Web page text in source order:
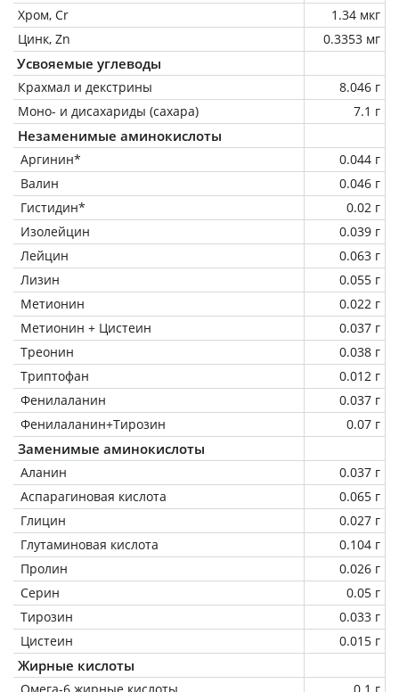
Хром, Cr
1.34 мкг
Цинк, Zn
0.3353 мг
Усвояемые углеводы
Крахмал и декстрины
8.046 г
Моно- и дисахариды (сахара)
7.1 г
Незаменимые аминокислоты
Аргинин*
0.044 г
Валин
0.046 г
Гистидин*
0.02 г
Изолейцин
0.039 г
Лейцин
0.063 г
Лизин
0.055 г
Метионин
0.022 г
Метионин + Цистеин
0.037 г
Треонин
0.038 г
Триптофан
0.012 г
Фенилаланин
0.037 г
Фенилаланин+Тирозин
0.07 г
Заменимые аминокислоты
Аланин
0.037 г
Аспарагиновая кислота
0.065 г
Глицин
0.027 г
Глутаминовая кислота
0.104 г
Пролин
0.026 г
Серин
0.05 г
Тирозин
0.033 г
Цистеин
0.015 г
Жирные кислоты